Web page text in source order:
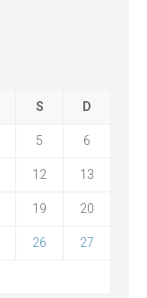
S D
5 6
12 13
19 20
26 27